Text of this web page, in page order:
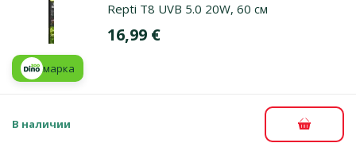
Repti T8 UVB 5.0 20W, 60 см
Цена
16,99 €
марка
В наличии В